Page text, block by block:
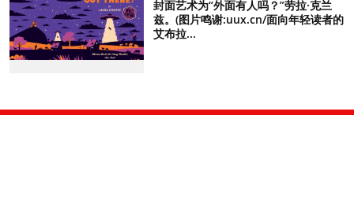
封面艺术为“外面有人吗？”劳拉·克兰
兹。(图片鸣谢:uux.cn/面向年轻读者的
艾布拉...